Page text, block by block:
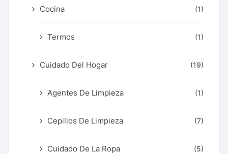
Cocina (1)
Termos (1)
Cuidado Del Hogar (19)
Agentes De Limpieza (1)
Cepillos De Limpieza (7)
Cuidado De La Ropa (5)